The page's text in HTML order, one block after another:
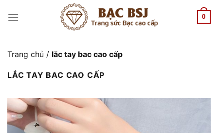
đến
0
Trang chủ / lắc tay bac cao cấp
LẮC TAY BAC CAO CẤP